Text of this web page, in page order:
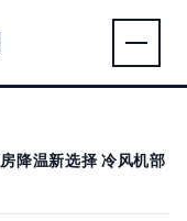
降温新选择 冷风机部